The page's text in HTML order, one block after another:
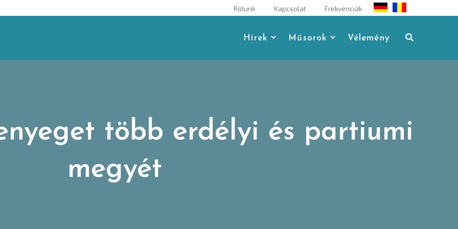
Rólunk Kapcsolat Frekvenciák
Hírek Műsorok Vélemény
több erdélyi és partiumi
megyét